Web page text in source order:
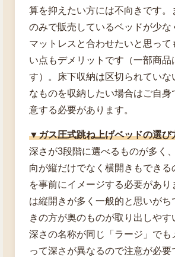
算を抑えたい方には不向きです。
のみで販売しているベッドが少な
マットレスと合わせたいと思って
い点もデメリットです（一部商品
す）。床下収納は区切られていな
なものを収納したい場合はご自身
意する必要があります。
▼ガス圧式跳ね上げベッドの選び
深さが3段階に選べるものが多く
向が縦だけでなく横開きもできる
を事前にイメージする必要があり
は縦開きが多く一般的と思いがち
きの方が奥のものが取り出しやす
深さの名称が同じ「ラージ」でも
って深さが異なるので注意が必要